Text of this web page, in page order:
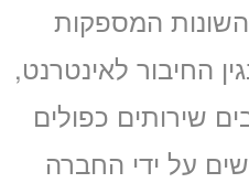
המספקות
החיבור לאינטרנט,
שירותים כפולים
על ידי החברה